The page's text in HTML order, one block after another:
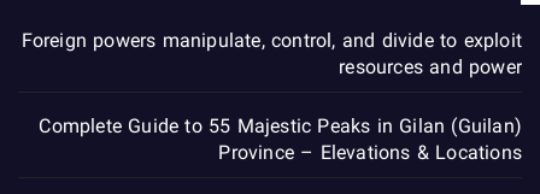
Foreign powers manipulate, control, and divide to exploit
resources and power
Complete Guide to 55 Majestic Peaks in Gilan (Guilan)
Province – Elevations & Locations